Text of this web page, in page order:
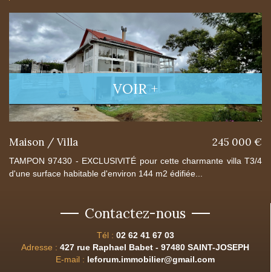
VOIR +
Maison / Villa 245 000 €
TAMPON 97430 - EXCLUSIVITÉ pour cette charmante villa T3/4
d'une surface habitable d'environ 144 m2 édifiée...
Contactez-nous
Tél : 02 62 41 67 03
Adresse : 427 rue Raphael Babet - 97480 SAINT-JOSEPH
E-mail : leforum.immobilier@gmail.com